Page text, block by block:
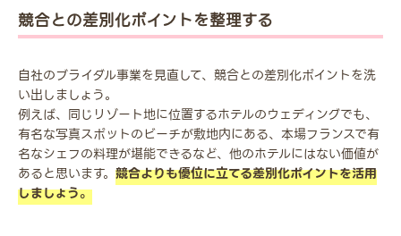
競合との差別化ポイントを整理する
自社のブライダル事業を見直して、競合との差別化ポイントを洗
い出しましょう。
例えば、同じリゾート地に位置するホテルのウェディングでも、
有名な写真スポットのビーチが敷地内にある、本場フランスで有
名なシェフの料理が堪能できるなど、他のホテルにはない価値が
あると思います。 競合よりも優位に立てる差別化ポイントを活用
しましょう。